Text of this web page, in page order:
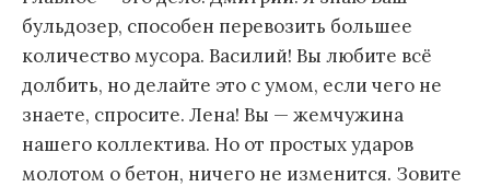
бульдозер, способен перевозить большее
количество мусора. Василий! Вы любите всё
долбить, но делайте это с умом, если чего не
знаете, спросите. Лена! Вы — жемчужина
нашего коллектива. Но от простых ударов
молотом о бетон, ничего не изменится. Зовите